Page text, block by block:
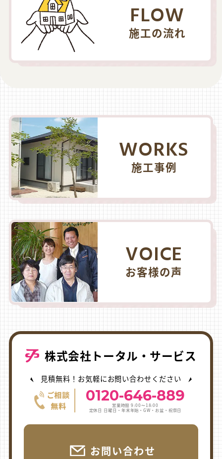
FLOW
施工の流れ
WORKS
施工事例
VOICE
お客様の声
株式会社トータル・サービス
見積無料！お気軽にお問い合わせください
0120-646-889
営業時間 9:00〜18:00
定休日 日曜日・年末年始・GW・お盆・祝祭日
お問い合わせ